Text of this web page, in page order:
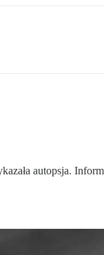
autopsja.